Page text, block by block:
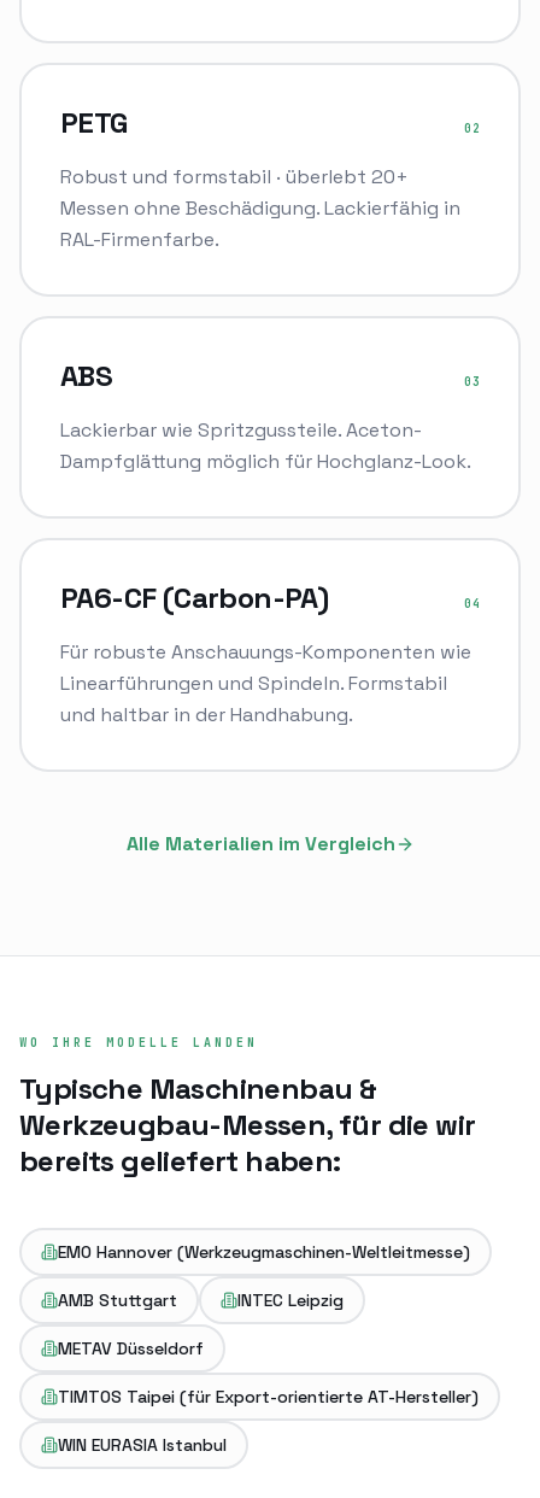
PETG 02
Robust und formstabil · überlebt 20+
Messen ohne Beschädigung. Lackierfähig in
RAL-Firmenfarbe.
ABS 03
Lackierbar wie Spritzgussteile. Aceton-
Dampfglättung möglich für Hochglanz-Look.
PA6-CF (Carbon-PA) 04
Für robuste Anschauungs-Komponenten wie
Linearführungen und Spindeln. Formstabil
und haltbar in der Handhabung.
Alle Materialien im Vergleich
WO IHRE MODELLE LANDEN
Typische Maschinenbau &
Werkzeugbau-Messen, für die wir
bereits geliefert haben:
EMO Hannover (Werkzeugmaschinen-Weltleitmesse)
AMB Stuttgart INTEC Leipzig
METAV Düsseldorf
TIMTOS Taipei (für Export-orientierte AT-Hersteller)
WIN EURASIA Istanbul